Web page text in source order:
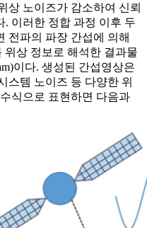
상 노이즈가 감소하여 신뢰
. 이러한 정합 과정 이후 두
전파의 파장 간섭에 의해
위상 정보로 해석한 결과물
이다. 생성된 간섭영상은
스템 노이즈 등 다양한 위
식으로 표현하면 다음과